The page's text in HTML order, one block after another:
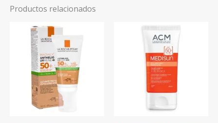
Productos relacionados